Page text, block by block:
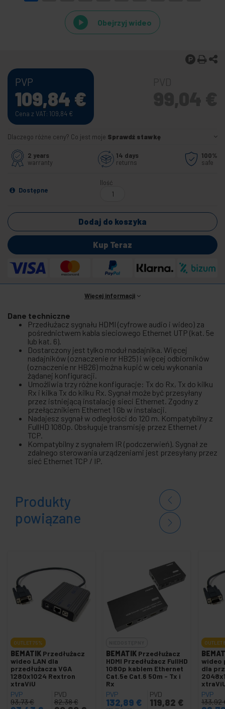
Obejrzyj wideo
PVP
109,84 €
Cena z VAT: 109,84 €
Dlaczego różne ceny? Co jest moje Sprawdź stawkę
2 years
warranty
14 days
returns
100%
safe
Dostępne
Ilość
Dodaj do koszyka
Kup Teraz
Więcej informacji
Dane techniczne
Przedłużacz sygnału HDMI (cyfrowe audio i wideo) za
pośrednictwem kabla sieciowego Ethernet UTP (kat. 5e
lub kat. 6).
Dostarczony jest tylko moduł nadajnika. Więcej
nadajników (oznaczenie nr HB25) i więcej odbiorników
(oznaczenie nr HB26) można kupić w celu wykonania
żądanej konfiguracji.
Umożliwia trzy różne konfiguracje: Tx do Rx, Tx do kilku
Rx i kilka Tx do kilku Rx. Sygnał może być przesyłany
przez istniejącą instalację sieci Ethernet. Zgodny z
przełącznikiem Ethernet 1 Gb w instalacji.
Nadajesz sygnał w odległości do 120 m. Kompatybilny z
FullHD 1080p. Obsługuje transmisję przez Ethernet /
TCP.
Kompatybilny z sygnałem IR (podczerwień). Sygnał ze
zdalnego sterowania urządzeniami jest przesyłany przez
sieć Ethernet TCP / IP.
Produkty
powiązane
OUTLET75%
BEMATIK Przedłużacz
wideo LAN dla
przedłużacza VGA
1280x1024 Rextron
xtraViU
PVP
93,73€
PVD
82,38€
BEMATIK Przedłużacz
HDMI Przedłużacz FullHD
1080p kablem Ethernet
Cat.5e Cat.6 50m - Tx i
Rx
PVP
132,89 €
PVD
119,82 €
OUTLET
wideo
dla
PVP
133,92